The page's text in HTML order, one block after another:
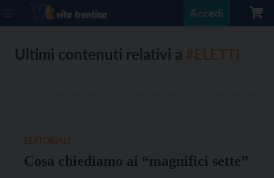
Accedi
Ultimi contenuti relativi a
Cosa chiediamo ai “magnifici sette”